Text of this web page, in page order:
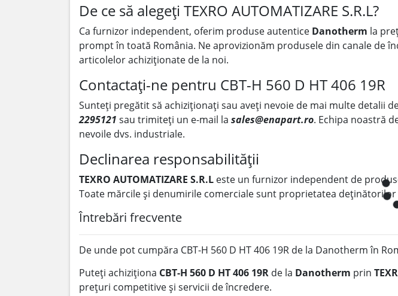
De ce să alegeți TEXRO AUTOMATIZARE S.R.L?
Ca furnizor independent, oferim produse autentice Danotherm la
prompt în toată România. Ne aprovizionăm produsele din canale de
articolelor achiziționate de la noi.
Contactați-ne pentru CBT-H 560 D HT 406 19R
Sunteți pregătit să achiziționați sau aveți nevoie de mai multe detalii
2295121 sau trimiteți un e-mail la sales@enapart.ro. Echipa noastră
nevoile dvs. industriale.
Declinarea responsabilității
TEXRO AUTOMATIZARE S.R.L este un furnizor independent de
Toate mărcile și denumirile comerciale sunt proprietatea
Întrebări frecvente
De unde pot cumpăra CBT-H 560 D HT 406 19R de la Danotherm în
Puteți achiziționa CBT-H 560 D HT 406 19R de la Danotherm prin
prețuri competitive și servicii de încredere.